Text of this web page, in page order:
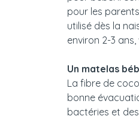
pour les
utilisé dès la
environ 2-3
Un matelas
La fibre de
bonne
bactéries et